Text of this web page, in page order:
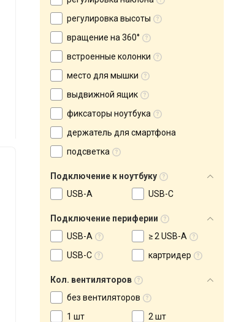
регулировка высоты
вращение на 360°
встроенные колонки
место для мышки
выдвижной ящик
фиксаторы ноутбука
держатель для смартфона
подсветка
Подключение к ноутбуку
USB-A
USB-C
Подключение периферии
USB-A
≥ 2 USB-A
USB-C
картридер
Кол. вентиляторов
без вентиляторов
1 шт
2 шт